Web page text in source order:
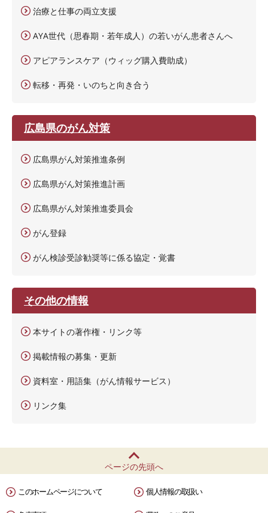
治療と仕事の両立支援
AYA世代（思春期・若年成人）の若いがん患者さんへ
アピアランスケア（ウィッグ購入費助成）
転移・再発・いのちと向き合う
広島県のがん対策
広島県がん対策推進条例
広島県がん対策推進計画
広島県がん対策推進委員会
がん登録
がん検診受診勧奨等に係る協定・覚書
その他の情報
本サイトの著作権・リンク等
掲載情報の募集・更新
資料室・用語集（がん情報サービス）
リンク集
ページの先頭へ
このホームページについて 個人情報の取扱い